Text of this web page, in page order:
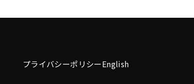
プライバシーポリシーEnglish